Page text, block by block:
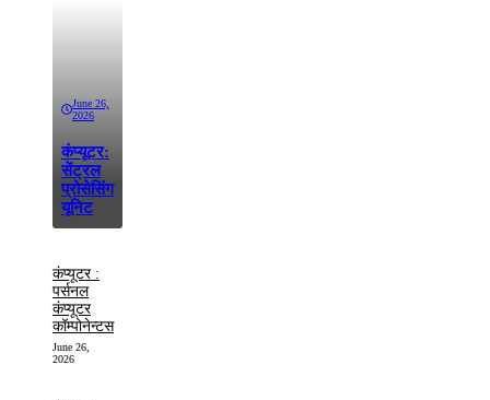
June 26,
2026
कंप्यूटर:
सेंट्रल
प्रोसेसिंग
यूनिट
कंप्यूटर :
पर्सनल
कंप्यूटर
कॉम्पोनेन्टस
June 26,
2026